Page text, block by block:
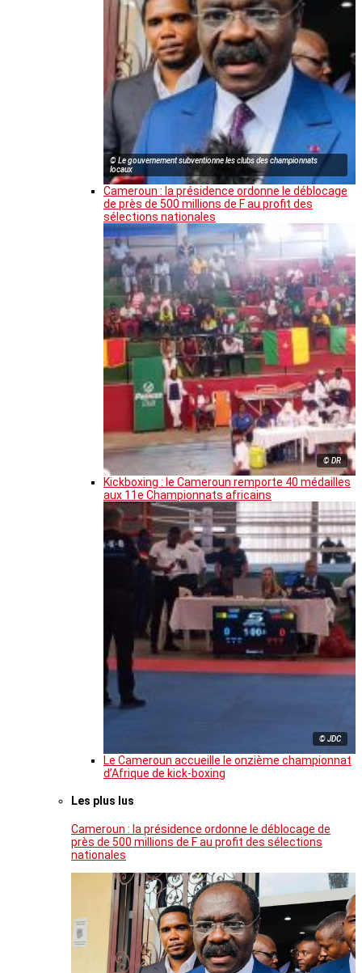
© Le gouvernement subventionne les clubs des championnats
locaux
Cameroun : la présidence ordonne le déblocage
de près de 500 millions de F au profit des
sélections nationales
© DR
Kickboxing : le Cameroun remporte 40 médailles
aux 11e Championnats africains
© JDC
Le Cameroun accueille le onzième championnat
d’Afrique de kick-boxing
Les plus lus
Cameroun : la présidence ordonne le déblocage de
près de 500 millions de F au profit des sélections
nationales